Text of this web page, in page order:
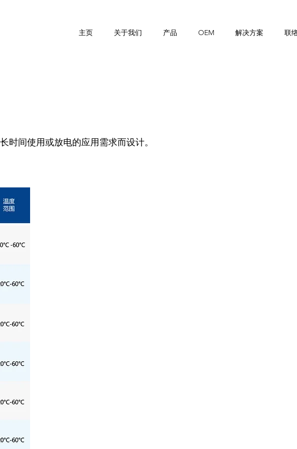
主页 关于我们 产品 OEM 解决方案 联
时间使用或放电的应用需求而设计。